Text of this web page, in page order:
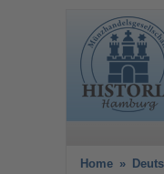
Home »